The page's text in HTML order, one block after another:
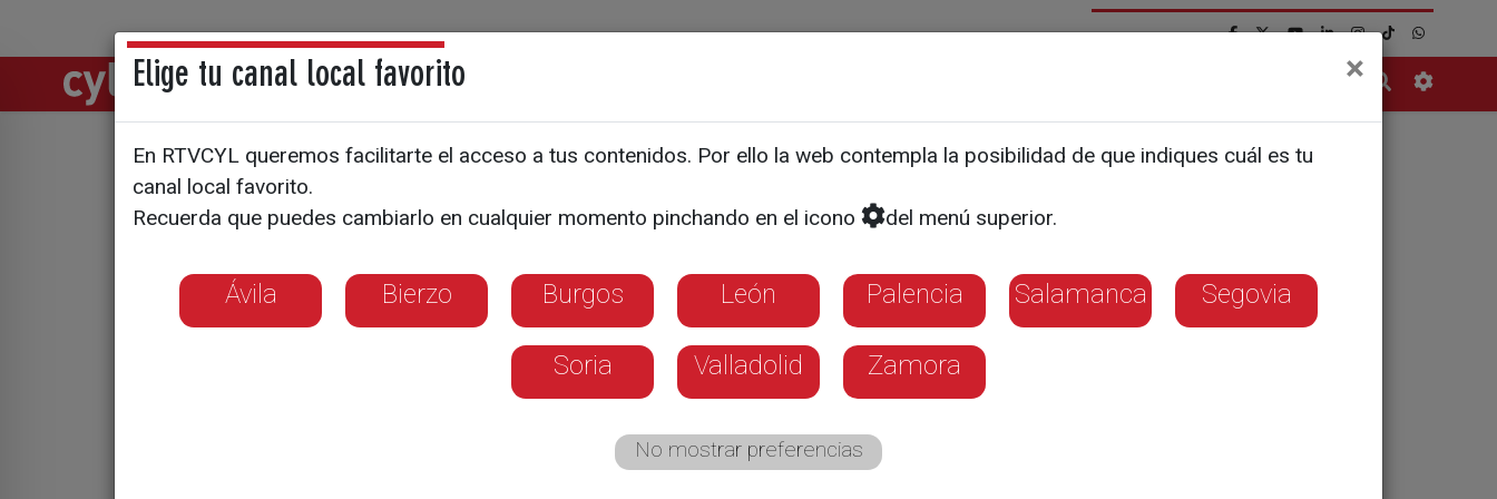
Directos Noticias
DÍA DE MERCADO
Adornando el pelo de abuelas, madres e hijas
desde hace años
Elige tu canal local favorito ×
En RTVCYL queremos facilitarte el acceso a tus contenidos. Por ello la web contempla la posibilidad de que indiques cuál es tu
canal local favorito.
Recuerda que puedes cambiarlo en cualquier momento pinchando en el icono
del menú superior.
Ávila Bierzo Burgos León Palencia Salamanca Segovia
Soria Valladolid Zamora
No mostrar preferencias